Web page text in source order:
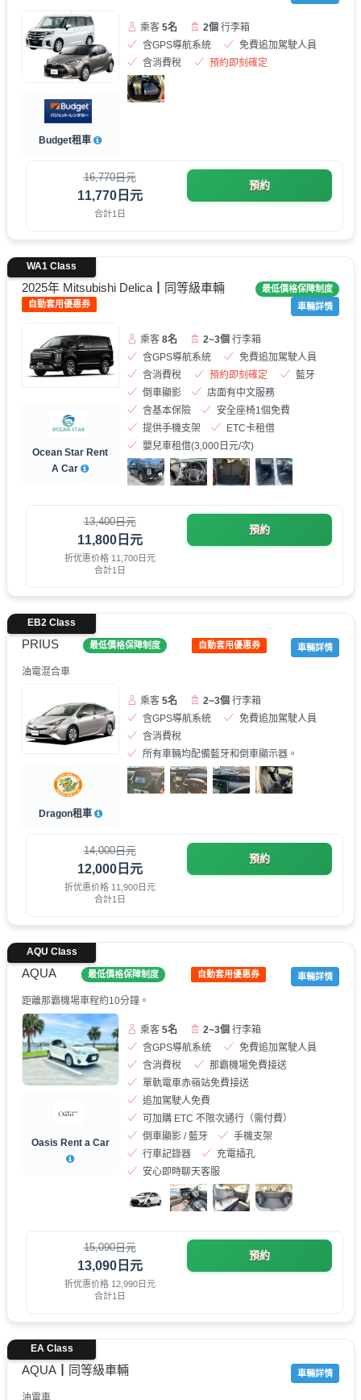
Budget租車
乘客5名 2個 行李箱
含GPS導航系統
免費追加駕駛人員
含消費稅
預約即刻確定
16,770日元
11,770日元
合計1日
預約
2025年 Mitsubishi Delica┃同等級車輛
最低價格保障制度
自動套用優惠券
車輛詳情
WA1 Class
Ocean Star Rent
A Car
乘客8名 2~3個 行李箱
含GPS導航系統
免費追加駕駛人員
含消費稅
預約即刻確定
藍牙
倒車顯影
店面有中文服務
含基本保險
安全座椅1個免費
提供手機支架
ETC卡租借
嬰兒車租借(3,000日元/次)
13,400日元
11,800日元
折优惠价格 11,700日元
合計1日
預約
PRIUS 最低價格保障制度 自動套用優惠券 車輛詳情
EB2 Class
油電混合車
Dragon租車
乘客5名 2~3個 行李箱
含GPS導航系統
免費追加駕駛人員
含消費稅
所有車輛均配備藍牙和倒車顯示器。
14,000日元
12,000日元
折优惠价格 11,900日元
合計1日
預約
AQUA 最低價格保障制度 自動套用優惠券 車輛詳情
AQU Class
距離那霸機場車程約10分鐘。
Oasis Rent a Car
乘客5名 2~3個 行李箱
含GPS導航系統
免費追加駕駛人員
含消費稅
那霸機場免費接送
單軌電車赤嶺站免費接送
追加駕駛人免費
可加購 ETC 不限次通行（需付費）
倒車顯影 / 藍牙
手機支架
行車記錄器
充電插孔
安心即時聊天客服
15,090日元
13,090日元
折优惠价格 12,990日元
合計1日
預約
AQUA┃同等級車輛 車輛詳情
EA Class
油電車